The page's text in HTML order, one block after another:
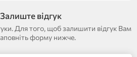
Залиште відгук
Для того, щоб залишити відгук Вам
форму нижче.